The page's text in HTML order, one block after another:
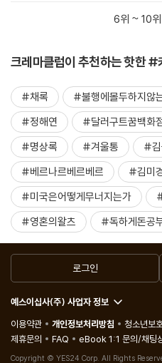
6위 ~ 10위
크레마클럽이 추천하는 핫한 #
#채록 #불행에몰두하지않
#정해연
#달러구트꿈백화
#명상록
#겨울통 #김
#베르나르베르베르
#김미
#미국은어떻게무너지는가
#영혼의왈츠
#독하게돈공
로그인
예스이십사(주) 사업자 정보
이용약관
개인정보처리방침
청소년보
제휴문의
FAQ eBook 1:1 문의/채팅
Copyright © YES24 Corp. All Rights